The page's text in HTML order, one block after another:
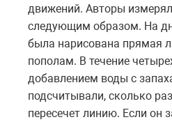
движений. Авторы
следующим образом. На
была нарисована прямая
пополам. В течение
добавлением воды с
подсчитывали, сколько
пересечет линию. Если он